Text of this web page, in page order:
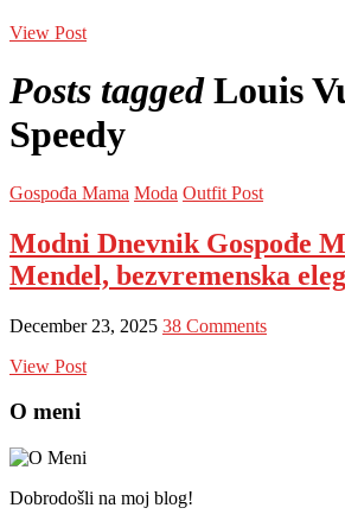
View Post
Posts tagged Louis
Speedy
Gospođa Mama Moda Outfit Post
Modni Dnevnik Gospođe
Mendel, bezvremenska
December 23, 2025 38 Comments
View Post
O meni
Dobrodošli na moj blog!